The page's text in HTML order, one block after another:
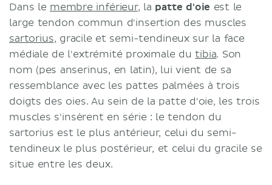
Dans le membre inférieur, la patte d'oie est le
large tendon commun d'insertion des muscles
sartorius, gracile et semi-tendineux sur la face
médiale de l'extrémité proximale dutibia. Son
nom (pes anserinus, en latin), lui vient de sa
ressemblance avec les pattes palmées à trois
doigts des oies. Au sein de la patte d'oie, les trois
muscles s'insèrent en série : le tendon du
sartorius est le plus antérieur, celui du semi-
tendineux le plus postérieur, et celui du gracile se
situe entre les deux.